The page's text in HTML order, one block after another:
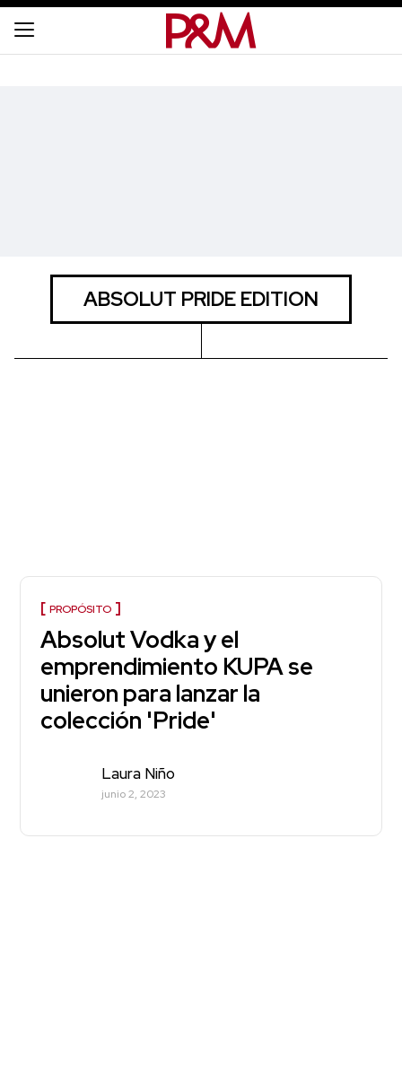
ABSOLUT PRIDE EDITION
PROPÓSITO
Absolut Vodka y el
emprendimiento KUPA se
unieron para lanzar la
colección 'Pride'
Laura Niño
junio 2, 2023